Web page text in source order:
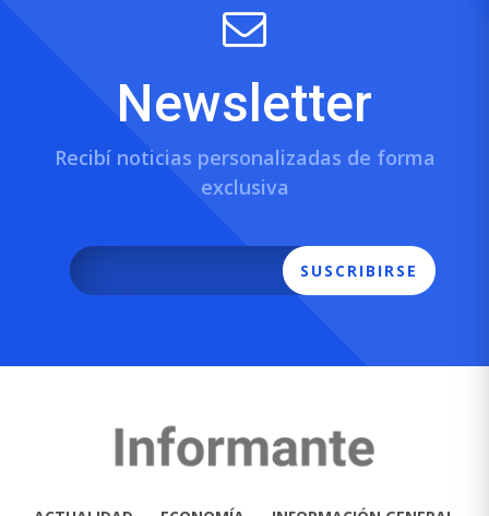
Newsletter
Recibí noticias personalizadas de forma
exclusiva
SUSCRIBIRSE